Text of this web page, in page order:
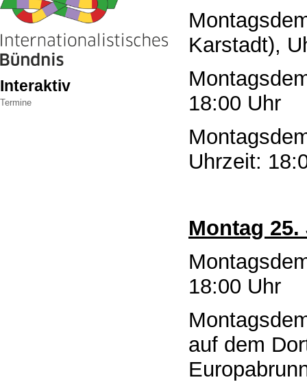
Interaktiv
Termine
Karstadt),
18:00 Uhr
Uhrzeit:
Montag 25.
18:00 Uhr
auf dem